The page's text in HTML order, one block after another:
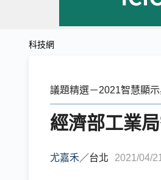
科技網
議題精選－2021智慧顯
經濟部工業
尤嘉禾 ／台北 2021/04/21